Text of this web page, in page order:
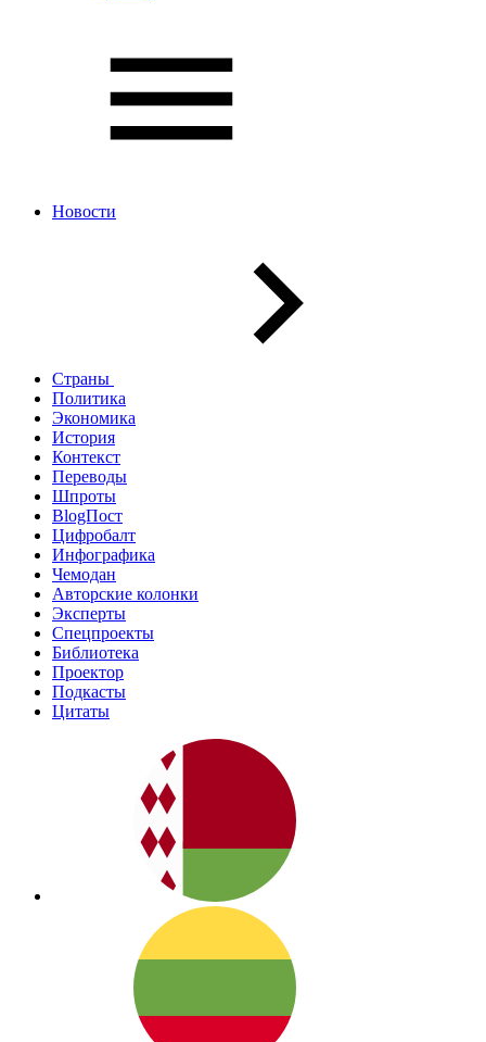
Новости
Страны
Политика
Экономика
История
Контекст
Переводы
Шпроты
BlogПост
Цифробалт
Инфографика
Чемодан
Авторские колонки
Эксперты
Спецпроекты
Библиотека
Проектор
Подкасты
Цитаты